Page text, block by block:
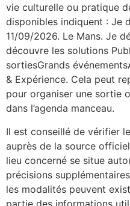
vie culturelle ou pratique
disponibles indiquent : Je
11/09/2026. Le Mans. Je
découvre les solutions
sortiesGrands
& Expérience. Cela peut
pour organiser une sortie
dans l’agenda manceau.
Il est conseillé de vérifier
auprès de la source
lieu concerné se situe
précisions
les modalités peuvent
partie des informations